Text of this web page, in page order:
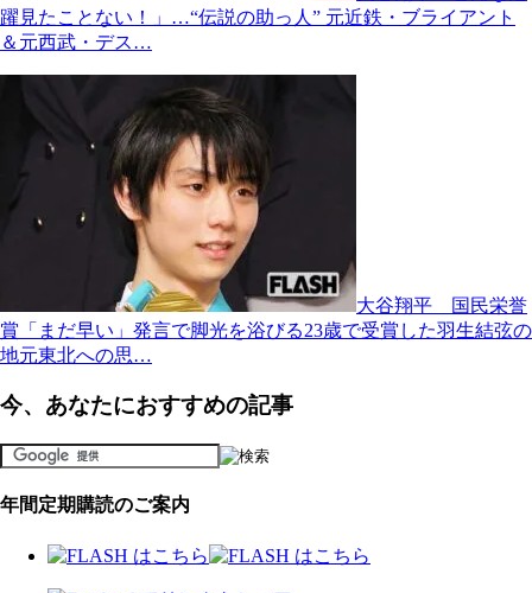
躍見たことない！」…“伝説の助っ人” 元近鉄・ブライアント
＆元西武・デス…
大谷翔平 国民栄誉
賞「まだ早い」発言で脚光を浴びる23歳で受賞した羽生結弦の
地元東北への思…
今、あなたにおすすめの記事
年間定期購読のご案内